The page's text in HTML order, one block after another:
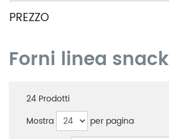
PREZZO
Forni linea snack
24 Prodotti
Mostra
per pagina